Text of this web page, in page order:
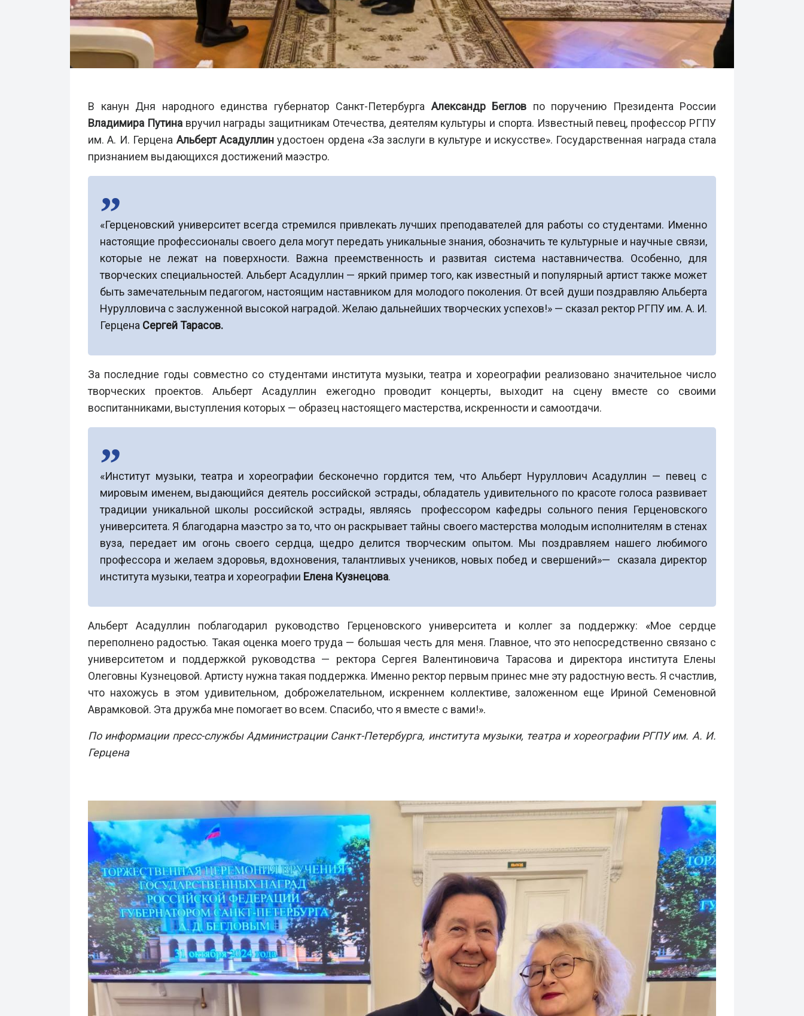
В канун Дня народного единства губернатор Санкт-Петербурга Александр Беглов по поручению Президента России
Владимира Путинавручил награды защитникам Отечества, деятелям культуры и спорта. Известный певец, профессор РГПУ
им. А. И. Герцена Альберт Асадуллинудостоен ордена «За заслуги в культуре и искусстве». Государственная награда стала
признанием выдающихся достижений маэстро.
«Герценовский университет всегда стремился привлекать лучших преподавателей для работы со студентами. Именно
настоящие профессионалы своего дела могут передать уникальные знания, обозначить те культурные и научные связи,
которые не лежат на поверхности. Важна преемственность и развитая система наставничества. Особенно, для
творческих специальностей. Альберт Асадуллин — яркий пример того, как известный и популярный артист также может
быть замечательным педагогом, настоящим наставником для молодого поколения. От всей души поздравляю Альберта
Нурулловича с заслуженной высокой наградой. Желаю дальнейших творческих успехов!» — сказал ректор РГПУ им. А. И.
Герцена Сергей Тарасов.
За последние годы совместно со студентами института музыки, театра и хореографии реализовано значительное число
творческих проектов. Альберт Асадуллин ежегодно проводит концерты, выходит на сцену вместе со своими
воспитанниками, выступления которых — образец настоящего мастерства, искренности и самоотдачи.
«Институт музыки, театра и хореографии бесконечно гордится тем, что Альберт Нуруллович Асадуллин — певец с
мировым именем, выдающийся деятель российской эстрады, обладатель удивительного по красоте голоса развивает
традиции уникальной школы российской эстрады, являясь профессором кафедры сольного пения Герценовского
университета. Я благодарна маэстро за то, что он раскрывает тайны своего мастерства молодым исполнителям в стенах
вуза, передает им огонь своего сердца, щедро делится творческим опытом. Мы поздравляем нашего любимого
профессора и желаем здоровья, вдохновения, талантливых учеников, новых побед и свершений»— сказала директор
института музыки, театра и хореографии Елена Кузнецова.
Альберт Асадуллин поблагодарил руководство Герценовского университета и коллег за поддержку: «Мое сердце
переполнено радостью. Такая оценка моего труда — большая честь для меня. Главное, что это непосредственно связано с
университетом и поддержкой руководства — ректора Сергея Валентиновича Тарасова и директора института Елены
Олеговны Кузнецовой. Артисту нужна такая поддержка. Именно ректор первым принес мне эту радостную весть. Я счастлив,
что нахожусь в этом удивительном, доброжелательном, искреннем коллективе, заложенном еще Ириной Семеновной
Аврамковой. Эта дружба мне помогает во всем. Спасибо, что я вместе с вами!».
По информации пресс-службы Администрации Санкт-Петербурга, института музыки, театра и хореографии РГПУ им. А. И.
Герцена